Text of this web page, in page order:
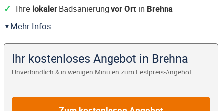
Ihre lokaler Badsanierungvor Ort in Brehna
Mehr Infos
Ihr kostenloses Angebot in Brehna
Unverbindlich & in wenigen Minuten zum Festpreis-Angebot